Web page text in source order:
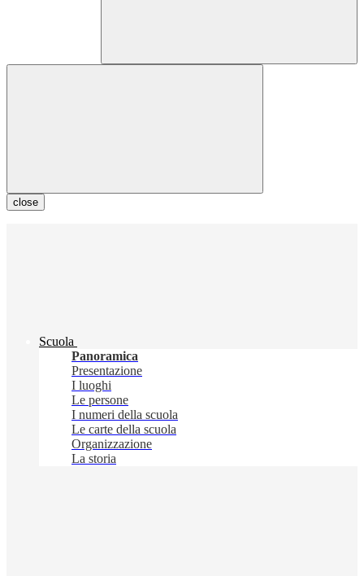
close
Scuola
Panoramica
Presentazione
I luoghi
Le persone
I numeri della scuola
Le carte della scuola
Organizzazione
La storia